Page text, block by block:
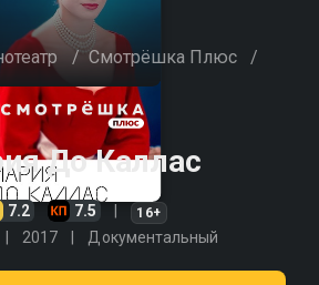
/ Смотрёшка Плюс /
До Каллас
7.2 7.5 16+
2017 Документальный